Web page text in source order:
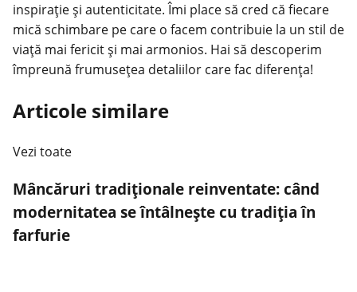
inspirație și autenticitate. Îmi place să cred că fiecare
mică schimbare pe care o facem contribuie la un stil de
viață mai fericit și mai armonios. Hai să descoperim
împreună frumusețea detaliilor care fac diferența!
Articole similare
Vezi toate
Mâncăruri tradiționale reinventate: când
modernitatea se întâlnește cu tradiția în
farfurie